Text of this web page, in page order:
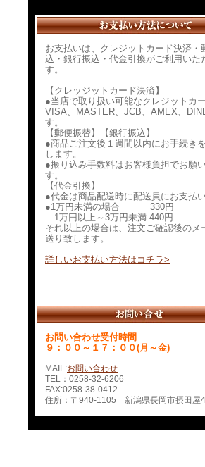
お支払いは、クレジットカード決済・
込・銀行振込・代金引換がご利用いた
す。
【クレッジットカード決済】
●当店で取り扱い可能なクレジットカ
VISA、MASTER、JCB、AMEX、
す。
【郵便振替】【銀行振込】
●商品ご注文後１週間以内にお手続き
します。
●振り込み手数料はお客様負担でお願
す。
【代金引換】
●代金は商品配送時に配送員にお支払
●1万円未満の場合 330円
1万円以上～3万円未満 440円
それ以上の場合は、注文ご確認後のメ
送り致します。
詳しいお支払い方法はコチラ>
お問い合わせ受付時間
９：００～１７：００(月～金)
MAIL:お問い合わせ
TEL：0258-32-6206
FAX:0258-38-0412
住所：〒940-1105 新潟県長岡市摂田屋